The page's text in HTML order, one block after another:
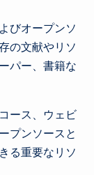
びオープンソ
の文献やリソ
パー、書籍な
ース、ウェビ
プンソースと
る重要なリソ